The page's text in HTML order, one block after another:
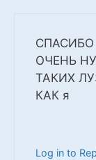
ОЧЕНЬ
ТАКИХ
КАК я
Log in to